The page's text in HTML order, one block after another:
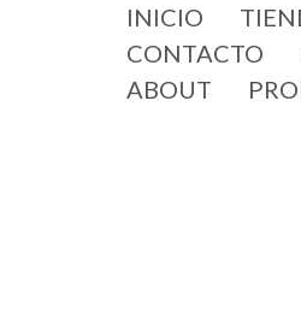
INICIO
CONTACTO
ABOUT